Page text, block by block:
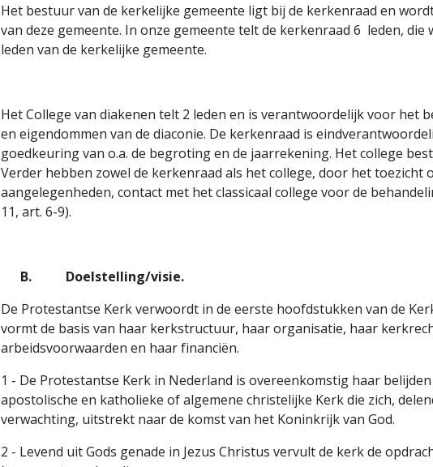
Het bestuur van de kerkelijke gemeente ligt bij de kerkenraad en
van deze gemeente. In onze gemeente telt de kerkenraad 6 leden,
leden van de kerkelijke gemeente.
Het College van diakenen telt 2 leden en is verantwoordelijk voor het
en eigendommen van de diaconie. De kerkenraad is
goedkeuring van o.a. de begroting en de jaarrekening. Het college
Verder hebben zowel de kerkenraad als het college, door het toezicht
aangelegenheden, contact met het classicaal college voor de
11, art. 6-9).
B.
Doelstelling/visie.
De Protestantse Kerk verwoordt in de eerste hoofdstukken van de
vormt de basis van haar kerkstructuur, haar organisatie, haar
arbeidsvoorwaarden en haar financiën.
1 - De Protestantse Kerk in Nederland is overeenkomstig haar
apostolische en katholieke of algemene christelijke Kerk die zich,
verwachting, uitstrekt naar de komst van het Koninkrijk van God.
2 - Levend uit Gods genade in Jezus Christus vervult de kerk de